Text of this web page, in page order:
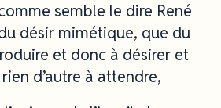
semble le dire René
désir mimétique, que du
et donc à désirer et
d’autre à attendre,